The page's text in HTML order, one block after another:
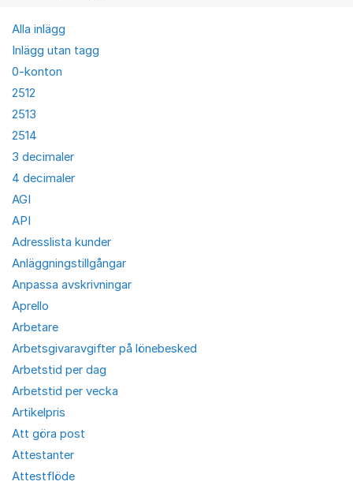
Alla inlägg
Inlägg utan tagg
0-konton
2512
2513
2514
3 decimaler
4 decimaler
AGI
API
Adresslista kunder
Anläggningstillgångar
Anpassa avskrivningar
Aprello
Arbetare
Arbetsgivaravgifter på lönebesked
Arbetstid per dag
Arbetstid per vecka
Artikelpris
Att göra post
Attestanter
Attestflöde